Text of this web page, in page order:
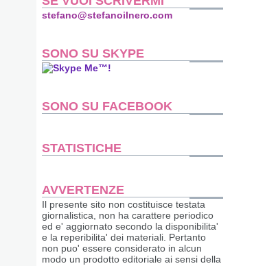
stefano@stefanoilnero.com
SONO SU SKYPE
SONO SU FACEBOOK
STATISTICHE
AVVERTENZE
Il presente sito non costituisce testata
giornalistica, non ha carattere periodico
ed e' aggiornato secondo la disponibilita'
e la reperibilita' dei materiali. Pertanto
non puo' essere considerato in alcun
modo un prodotto editoriale ai sensi della